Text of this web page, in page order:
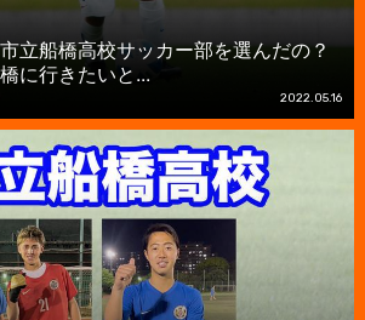
立船橋高校サッカー部を選んだの？
に行きたいと...
2022.05.16